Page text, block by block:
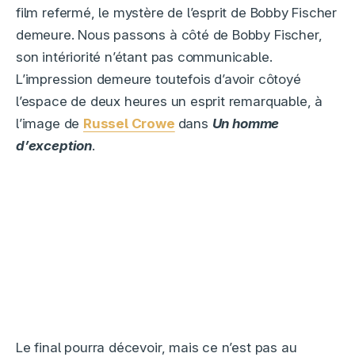
film refermé, le mystère de l’esprit de Bobby Fischer
demeure. Nous passons à côté de Bobby Fischer,
son intériorité n’étant pas communicable.
L’impression demeure toutefois d’avoir côtoyé
l’espace de deux heures un esprit remarquable, à
l’image de Russel Crowe dans Un homme
d’exception.
Le final pourra décevoir, mais ce n’est pas au